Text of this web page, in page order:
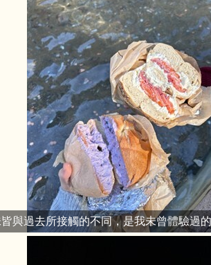
與過去所接觸的不同，是我未曾體驗過